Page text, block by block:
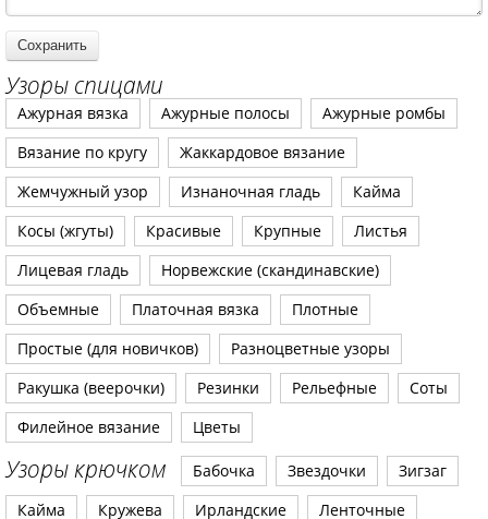
Узоры спицами
Ажурная вязка Ажурные полосы
Ажурные ромбы
Вязание по кругу
Жаккардовое вязание
Жемчужный узор
Изнаночная гладь
Кайма
Косы (жгуты)
Красивые Крупные
Листья
Лицевая гладь
Норвежские (скандинавские)
Объемные
Платочная вязка
Плотные
Простые (для новичков)
Разноцветные узоры
Ракушка (веерочки)
Резинки Рельефные
Соты
Филейное вязание
Цветы
Узоры крючком Бабочка Звездочки
Зигзаг
Кайма
Кружева Ирландские
Ленточные